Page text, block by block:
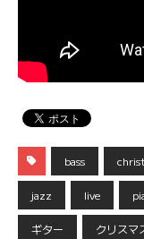
bass
jazz live
ギター クリスマ